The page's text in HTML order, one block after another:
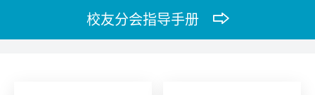
校友分会指导手册